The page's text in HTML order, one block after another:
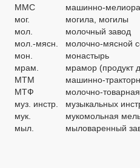
ММС
машинно-
мог.
могила, могилы
мол.
молочный завод
мол.-мясн.
молочно-мясной
мон.
монастырь
мрам.
мрамор (продукт
МТМ
машинно-
МТФ
молочно-
муз. инстр.
музыкальных
мук.
мукомольная
мыл.
мыловаренный